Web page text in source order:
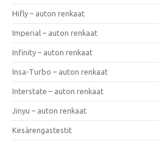
Hifly – auton renkaat
Imperial – auton renkaat
Infinity – auton renkaat
Insa-Turbo – auton renkaat
Interstate – auton renkaat
Jinyu – auton renkaat
Kesärengastestit